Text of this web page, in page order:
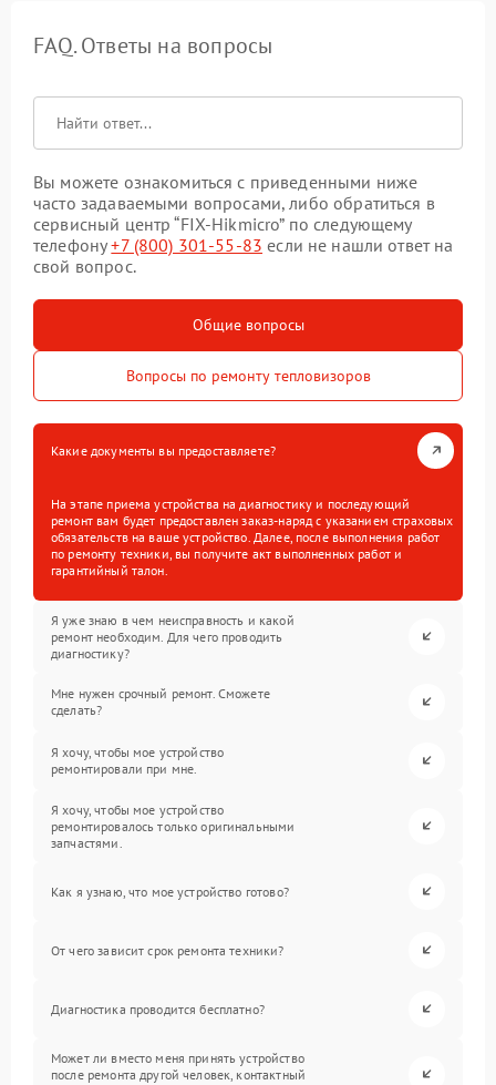
FAQ. Ответы на вопросы
Вы можете ознакомиться с приведенными ниже
часто задаваемыми вопросами, либо обратиться в
сервисный центр “FIX-Hikmicro” по следующему
телефону+7 (800) 301-55-83 если не нашли ответ на
свой вопрос.
Общие вопросы
Вопросы по ремонту тепловизоров
Какие документы вы предоставляете?
На этапе приема устройства на диагностику и последующий
ремонт вам будет предоставлен заказ-наряд с указанием страховых
обязательств на ваше устройство. Далее, после выполнения работ
по ремонту техники, вы получите акт выполненных работ и
гарантийный талон.
Я уже знаю в чем неисправность и какой
ремонт необходим. Для чего проводить
диагностику?
Мне нужен срочный ремонт. Сможете
сделать?
Я хочу, чтобы мое устройство
ремонтировали при мне.
Я хочу, чтобы мое устройство
ремонтировалось только оригинальными
запчастями.
Как я узнаю, что мое устройство готово?
От чего зависит срок ремонта техники?
Диагностика проводится бесплатно?
Может ли вместо меня принять устройство
после ремонта другой человек, контактный